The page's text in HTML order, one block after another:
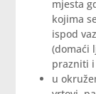
mjesta
kojima
ispod
(domaći
prazniti
u